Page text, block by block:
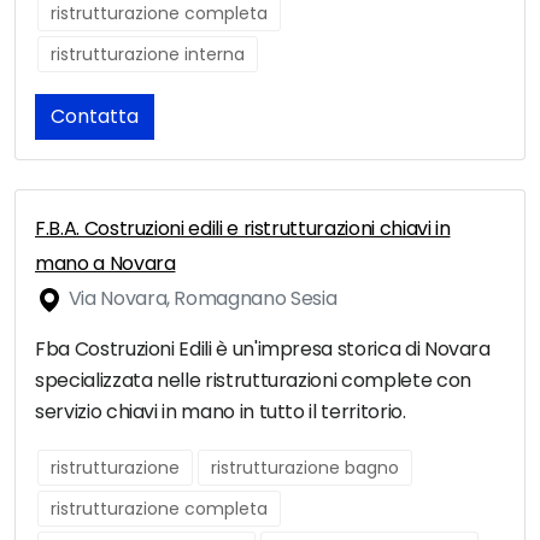
ristrutturazione completa
ristrutturazione interna
Contatta
F.B.A. Costruzioni edili e ristrutturazioni chiavi in
mano a Novara
Via Novara, Romagnano Sesia
Fba Costruzioni Edili è un'impresa storica di Novara
specializzata nelle ristrutturazioni complete con
servizio chiavi in mano in tutto il territorio.
ristrutturazione
ristrutturazione bagno
ristrutturazione completa